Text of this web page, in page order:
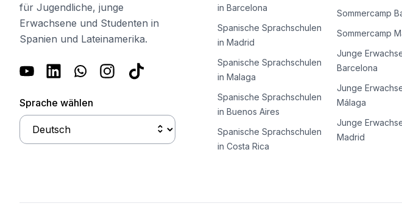
30-49 Jahre
Gruppen-Spanischunterricht
Abendlicher Gruppenkurs
Privatunterricht
Online-Spanischkurse
Prüfungsvorbereitung DELE
Prüfungsvorbereitung SIELE
Über 50 Jahre
Über 50 Programme, saisonale Kurse
für Jugendliche, junge
Erwachsene und Studenten in
Spanien und Lateinamerika.
Sprache wählen
in Barcelona
Spanische Sprachschulen
in Madrid
Spanische Sprachschulen
in Malaga
Spanische Sprachschulen
in Buenos Aires
Spanische Sprachschulen
in Costa Rica
Sommercamp
Sommercamp
Junge
Barcelona
Junge
Málaga
Junge
Madrid